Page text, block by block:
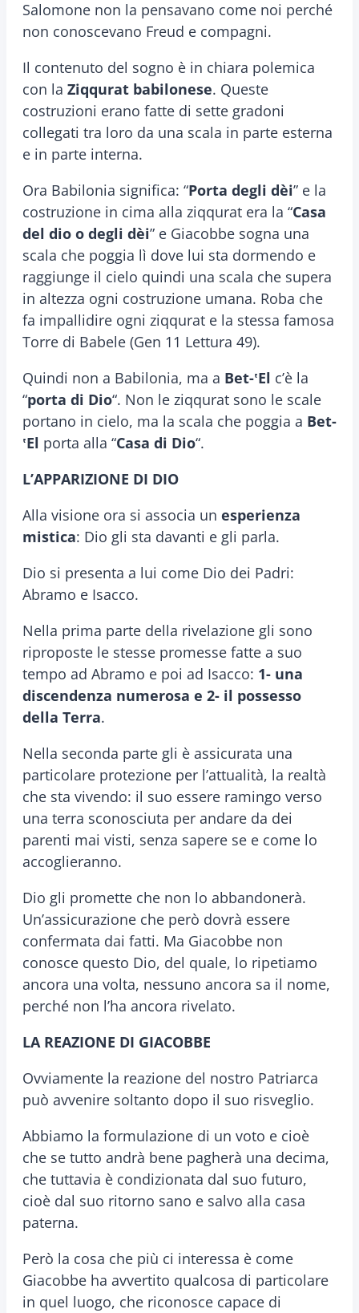
Salomone non la pensavano come noi perché
non conoscevano Freud e compagni.
Il contenuto del sogno è in chiara polemica
con la Ziqqurat babilonese. Queste
costruzioni erano fatte di sette gradoni
collegati tra loro da una scala in parte esterna
e in parte interna.
Ora Babilonia significa: “Porta degli dèi” e la
costruzione in cima alla ziqqurat era la “Casa
del dio o degli dèi” e Giacobbe sogna una
scala che poggia lì dove lui sta dormendo e
raggiunge il cielo quindi una scala che supera
in altezza ogni costruzione umana. Roba che
fa impallidire ogni ziqqurat e la stessa famosa
Torre di Babele (Gen 11 Lettura 49).
Quindi non a Babilonia, ma a Bet-ʽEl c’è la
“porta di Dio“. Non le ziqqurat sono le scale
portano in cielo, ma la scala che poggia a Bet-
ʽEl porta alla “Casa di Dio“.
L’APPARIZIONE DI DIO
Alla visione ora si associa un esperienza
mistica: Dio gli sta davanti e gli parla.
Dio si presenta a lui come Dio dei Padri:
Abramo e Isacco.
Nella prima parte della rivelazione gli sono
riproposte le stesse promesse fatte a suo
tempo ad Abramo e poi ad Isacco: 1- una
discendenza numerosa e 2- il possesso
della Terra.
Nella seconda parte gli è assicurata una
particolare protezione per l’attualità, la realtà
che sta vivendo: il suo essere ramingo verso
una terra sconosciuta per andare da dei
parenti mai visti, senza sapere se e come lo
accoglieranno.
Dio gli promette che non lo abbandonerà.
Un’assicurazione che però dovrà essere
confermata dai fatti. Ma Giacobbe non
conosce questo Dio, del quale, lo ripetiamo
ancora una volta, nessuno ancora sa il nome,
perché non l’ha ancora rivelato.
LA REAZIONE DI GIACOBBE
Ovviamente la reazione del nostro Patriarca
può avvenire soltanto dopo il suo risveglio.
Abbiamo la formulazione di un voto e cioè
che se tutto andrà bene pagherà una decima,
che tuttavia è condizionata dal suo futuro,
cioè dal suo ritorno sano e salvo alla casa
paterna.
Però la cosa che più ci interessa è come
Giacobbe ha avvertito qualcosa di particolare
in quel luogo, che riconosce capace di